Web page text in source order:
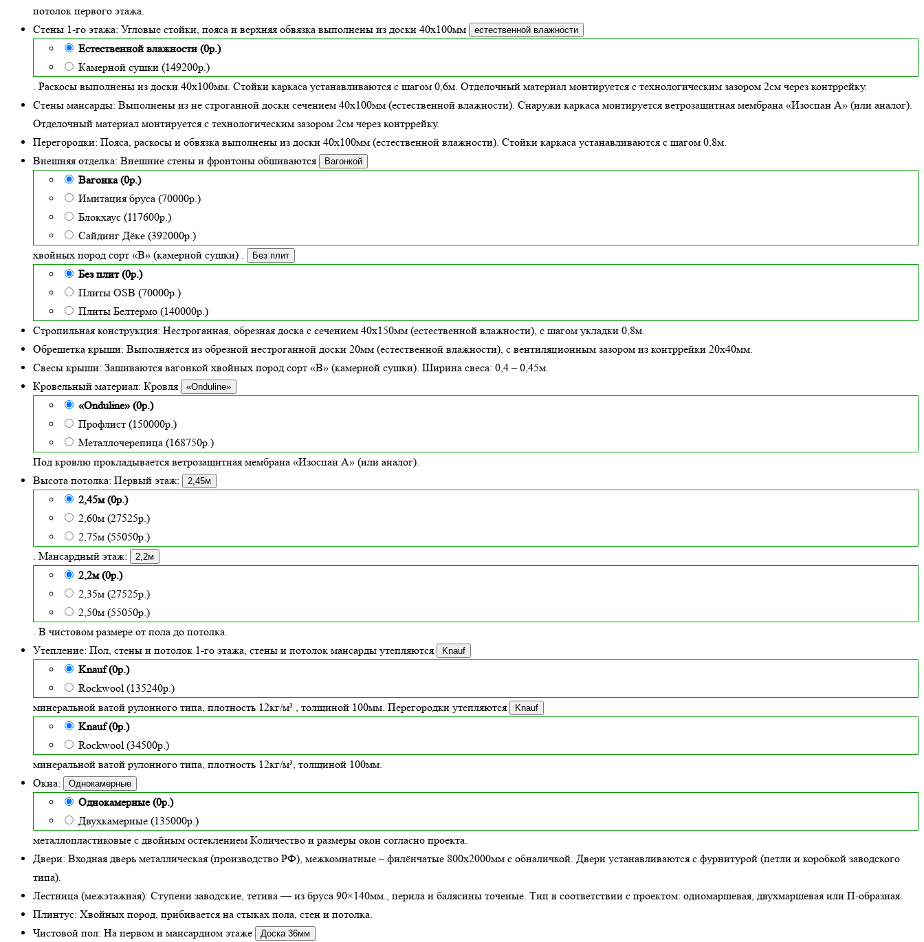
потолок первого этажа.
Стены 1-го этажа: Угловые стойки, пояса и верхняя обвязка выполнены из доски 40х100мм естественной влажности
Естественной влажности (0р.)
Камерной сушки (149200р.)
. Раскосы выполнены из доски 40х100мм. Стойки каркаса устанавливаются с шагом 0,6м. Отделочный материал монтируется с технологическим зазором 2см через контррейку.
Стены мансарды: Выполнены из не строганной доски сечением 40х100мм (естественной влажности). Снаружи каркаса монтируется ветрозащитная мембрана «Изоспан А» (или аналог).
Отделочный материал монтируется с технологическим зазором 2см через контррейку.
Перегородки: Пояса, раскосы и обвязка выполнены из доски 40х100мм (естественной влажности). Стойки каркаса устанавливаются с шагом 0,8м.
Внешняя отделка: Внешние стены и фронтоны обшиваются Вагонкой
Вагонка (0р.)
Имитация бруса (70000р.)
Блокхаус (117600р.)
Сайдинг Дёке (392000р.)
хвойных пород сорт «В» (камерной сушки) . Без плит
Без плит (0р.)
Плиты OSB (70000р.)
Плиты Белтермо (140000р.)
Стропильная конструкция: Нестроганная, обрезная доска с сечением 40х150мм (естественной влажности), с шагом укладки 0,8м.
Обрешетка крыши: Выполняется из обрезной нестроганной доски 20мм (естественной влажности), с вентиляционным зазором из контррейки 20х40мм.
Свесы крыши: Зашиваются вагонкой хвойных пород сорт «В» (камерной сушки). Ширина свеса: 0,4 – 0,45м.
Кровельный материал: Кровля «Onduline»
«Onduline» (0р.)
Профлист (150000р.)
Металлочерепица (168750р.)
Под кровлю прокладывается ветрозащитная мембрана «Изоспан А» (или аналог).
Высота потолка: Первый этаж: 2,45м
2,45м (0р.)
2,60м (27525р.)
2,75м (55050р.)
. Мансардный этаж:
2,2м
2,2м (0р.)
2,35м (27525р.)
2,50м (55050р.)
. В чистовом размере от пола до потолка.
Утепление: Пол, стены и потолок 1-го этажа, стены и потолок мансарды утепляются Knauf
Knauf (0р.)
Rockwool (135240р.)
минеральной ватой рулонного типа, плотность 12кг/м³ , толщиной 100мм. Перегородки утепляются Knauf
Knauf (0р.)
Rockwool (34500р.)
минеральной ватой рулонного типа, плотность 12кг/м³, толщиной 100мм.
Окна:
Однокамерные
Однокамерные (0р.)
Двухкамерные (135000р.)
металлопластиковые с двойным остеклением Количество и размеры окон согласно проекта.
Двери: Входная дверь металлическая (производство РФ), межкомнатные – филёнчатые 800х2000мм с обналичкой. Двери устанавливаются с фурнитурой (петли и коробкой заводского
типа).
Лестница (межэтажная): Ступени заводские, тетива — из бруса 90×140мм., перила и балясины точеные. Тип в соответствии с проектом: одномаршевая, двухмаршевая или П-образная.
Плинтус: Хвойных пород, прибивается на стыках пола, стен и потолка.
Чистовой пол: На первом и мансардном этаже Доска 36мм